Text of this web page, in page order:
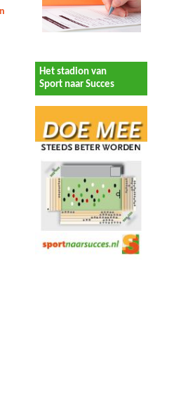
Het stadion van
Sport naar Succes